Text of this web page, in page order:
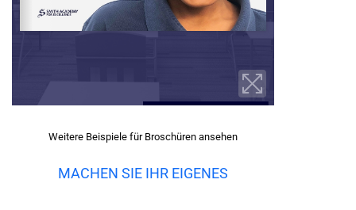
Weitere Beispiele für Broschüren ansehen
MACHEN SIE IHR EIGENES